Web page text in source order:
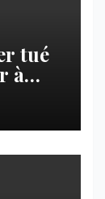
tué
à